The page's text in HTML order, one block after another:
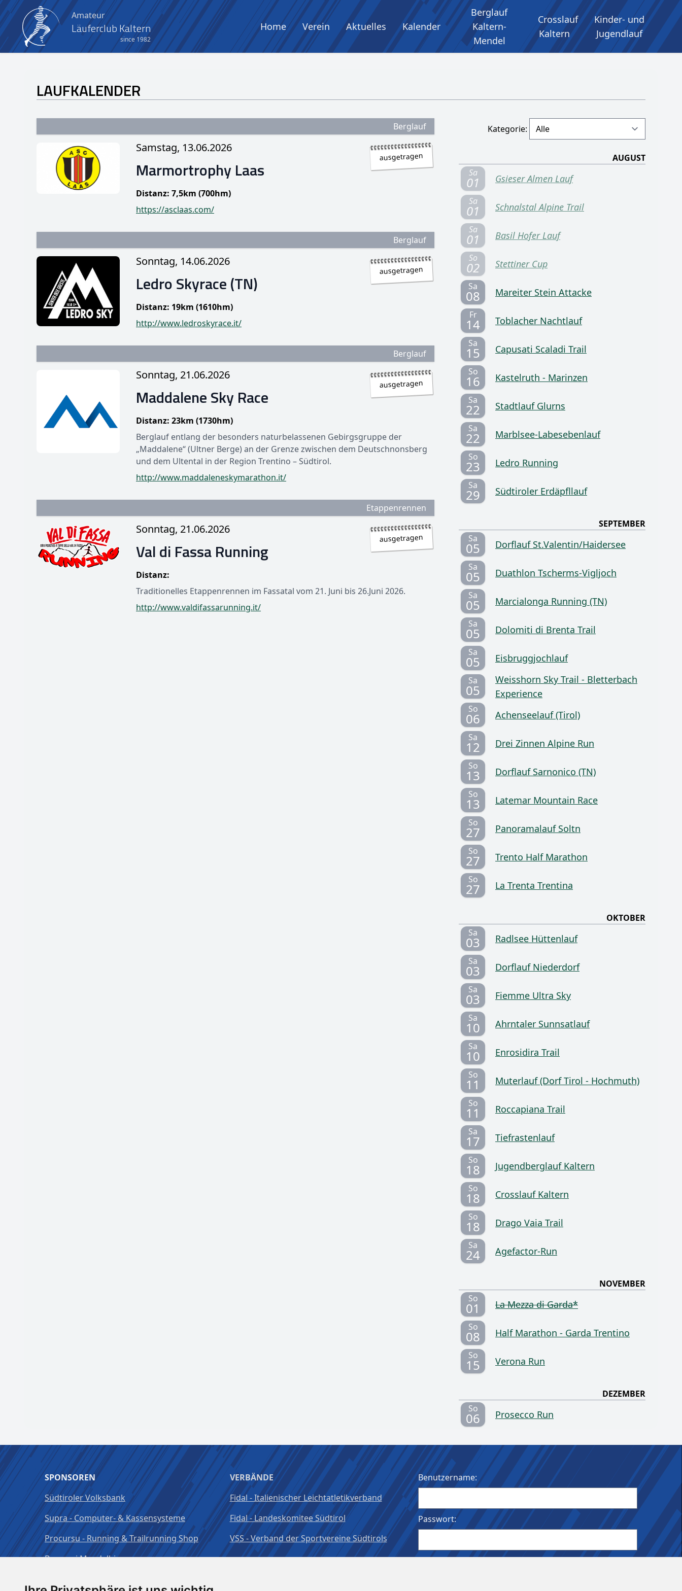
Amateur
Läuferclub Kaltern
since 1982
Home Verein Aktuelles Kalender
Berglauf
Kaltern-
Mendel
Crosslauf
Kaltern
Kinder- und
Jugendlauf
LAUFKALENDER
Berglauf
ausgetragen
Samstag, 13.06.2026
Marmortrophy Laas
Distanz: 7,5km (700hm)
https://asclaas.com/
Berglauf
ausgetragen
Sonntag, 14.06.2026
Ledro Skyrace (TN)
Distanz: 19km (1610hm)
http://www.ledroskyrace.it/
Berglauf
ausgetragen
Sonntag, 21.06.2026
Maddalene Sky Race
Distanz: 23km (1730hm)
Berglauf entlang der besonders naturbelassenen Gebirgsgruppe der
„Maddalene“ (Ultner Berge) an der Grenze zwischen dem Deutschnonsberg
und dem Ultental in der Region Trentino – Südtirol.
http://www.maddaleneskymarathon.it/
Etappenrennen
ausgetragen
Sonntag, 21.06.2026
Val di Fassa Running
Distanz:
Traditionelles Etappenrennen im Fassatal vom 21. Juni bis 26.Juni 2026.
http://www.valdifassarunning.it/
Kategorie:
AUGUST
Sa
01 Gsieser Almen Lauf
Sa
01 Schnalstal Alpine Trail
Sa
01 Basil Hofer Lauf
So
02 Stettiner Cup
Sa
08 Mareiter Stein Attacke
Fr
14 Toblacher Nachtlauf
Sa
15 Capusati Scaladi Trail
So
16 Kastelruth - Marinzen
Sa
22 Stadtlauf Glurns
Sa
22 Marblsee-Labesebenlauf
So
23 Ledro Running
Sa
29 Südtiroler Erdäpfllauf
SEPTEMBER
Sa
05 Dorflauf St.Valentin/Haidersee
Sa
05 Duathlon Tscherms-Vigljoch
Sa
05 Marcialonga Running (TN)
Sa
05 Dolomiti di Brenta Trail
Sa
05 Eisbruggjochlauf
Sa
05
Weisshorn Sky Trail - Bletterbach
Experience
So
06 Achenseelauf (Tirol)
Sa
12 Drei Zinnen Alpine Run
So
13 Dorflauf Sarnonico (TN)
So
13 Latemar Mountain Race
So
27 Panoramalauf Soltn
So
27 Trento Half Marathon
So
27 La Trenta Trentina
OKTOBER
Sa
03 Radlsee Hüttenlauf
Sa
03 Dorflauf Niederdorf
Sa
03 Fiemme Ultra Sky
Sa
10 Ahrntaler Sunnsatlauf
Sa
10 Enrosidira Trail
So
11 Muterlauf (Dorf Tirol - Hochmuth)
So
11 Roccapiana Trail
Sa
17 Tiefrastenlauf
So
18 Jugendberglauf Kaltern
So
18 Crosslauf Kaltern
So
18 Drago Vaia Trail
Sa
24 Agefactor-Run
NOVEMBER
So
01 La Mezza di Garda*
So
08 Half Marathon - Garda Trentino
So
15 Verona Run
DEZEMBER
So
06 Prosecco Run
SPONSOREN
Südtiroler Volksbank
Supra - Computer- & Kassensysteme
Procursu - Running & Trailrunning Shop
Brauerei Mendelbier
VERBÄNDE
Fidal - Italienischer Leichtatletikverband
Fidal - Landeskomitee Südtirol
VSS - Verband der Sportvereine Südtirols
Benutzername:
Passwort:
Angemeldet bleiben